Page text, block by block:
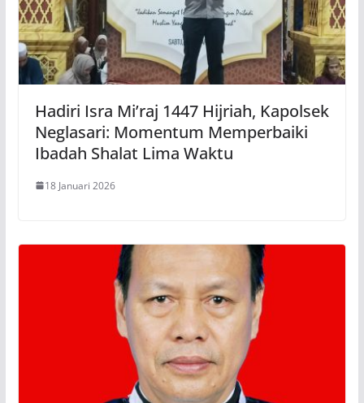
Hadiri Isra Mi’raj 1447 Hijriah, Kapolsek
Neglasari: Momentum Memperbaiki
Ibadah Shalat Lima Waktu
18 Januari 2026